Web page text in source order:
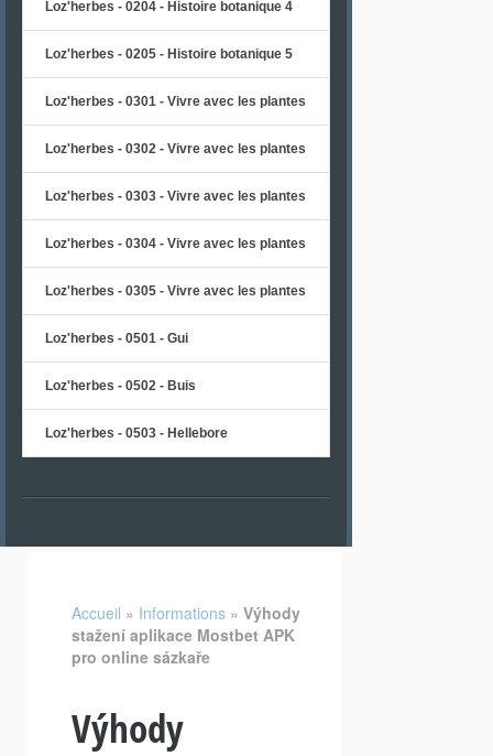
Loz'herbes - 0204 - Histoire botanique 4
Loz'herbes - 0205 - Histoire botanique 5
Loz'herbes - 0301 - Vivre avec les plantes
Loz'herbes - 0302 - Vivre avec les plantes
Loz'herbes - 0303 - Vivre avec les plantes
Loz'herbes - 0304 - Vivre avec les plantes
Loz'herbes - 0305 - Vivre avec les plantes
Loz'herbes - 0501 - Gui
Loz'herbes - 0502 - Buis
Loz'herbes - 0503 - Hellebore
Accueil » Informations » Výhody
stažení aplikace Mostbet APK
pro online sázkaře
Výhody